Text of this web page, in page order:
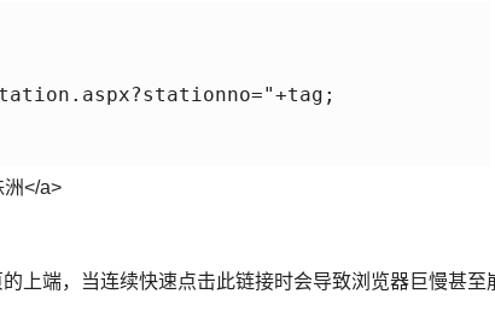
</a>
上端，当连续快速点击此链接时会导致浏览器巨慢甚至